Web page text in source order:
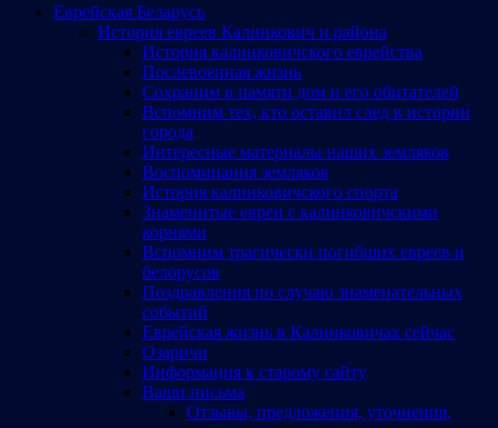
Еврейская Беларусь
История евреев Калинкович и района
История калинковичского еврейства
Послевоенная жизнь
Сохраним в памяти дом и его обитателей
Вспомним тех, кто оставил след в истории
города
Интересные материалы наших земляков
Воспоминания земляков
История калинковичского спорта
Знаменитые евреи с калинковичскими
корнями
Вспомним трагически погибших евреев и
белорусов
Поздравления по случаю знаменательных
событий
Еврейская жизнь в Калинковичах сейчас
Озаричи
Информация к старому сайту
Ваши письма
Отзывы, предложения, уточнения,